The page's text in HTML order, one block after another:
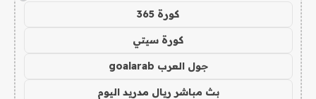
كورة 365
كورة سيتي
جول العرب goalarab
بث مباشر ريال مدريد اليوم